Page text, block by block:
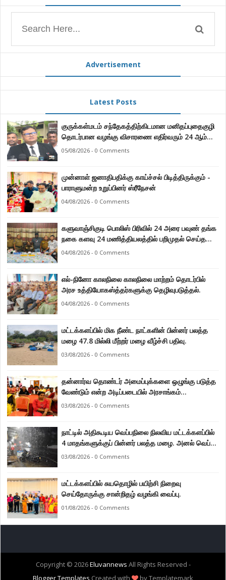
Advertisement
Latest Posts
குருக்கள்மடம் சந்தேகத்திற்கிடமான மனிதப்புதைகுழி
தொடர்பான வழங்கு விசாரணை எதிர்வரும் 24 ஆம்
திகதிக்கு தவணையிடப்பட்டுள்ளது.
05/08/2026 - 0 Comments
முன்னாள் ஜனாதிபதிக்கு காய்ச்சல் பிடித்திருக்கும் -
பாராளுமன்ற உறுப்பினர் ஸ்ரீநேசன்
04/08/2026 - 0 Comments
களுவாஞ்சிகுடி பொலிஸ் பிரிவில் 24 அரை பவுண் தங்க
நகை களவு 24 மணித்தியலத்தில் பறிமுதல் செய்த
பொலிசார்.
04/08/2026 - 0 Comments
எல்-நினோ காலநிலை காலநிலை மாற்றம் தொடர்பில்
அரச உத்தியோகஸ்த்தர்களுக்கு தெழிவுபடுத்தல்.
04/08/2026 - 0 Comments
மட்டக்களப்பில் மிக நீண்ட நாட்களின் பின்னர் பலத்த
மழை 47.8 மில்லி மீற்றர் மழை வீழ்ச்சி பதிவு.
03/08/2026 - 0 Comments
தன்னார்வ தொண்டர் அமைப்புக்களை ஒழுங்கு படுத்த
வேண்டும் என்ற அடிப்படையில் அரசாங்கம்
கொண்டுவரவுள்ள சட்டம் - சட்டத்தரணி ஐங்கரன்.
03/08/2026 - 0 Comments
நாட்டில் அதிகூடிய வெப்பநிலை நிலவிய மட்டக்களப்பில்
4 மாதங்களுக்குப் பின்னர் பலத்த மழை. அனல் வெப்பக்
காலநிலை தணிந்தது.
03/08/2026 - 0 Comments
மட்டக்களப்பில் சுயதொழில் பயிற்சி நிறைவு
செய்தோருக்கு சான்றிதழ் வழங்கி வைப்பு.
01/08/2026 - 0 Comments
Copyright © 2026Eluvannews All Rights Reserved -